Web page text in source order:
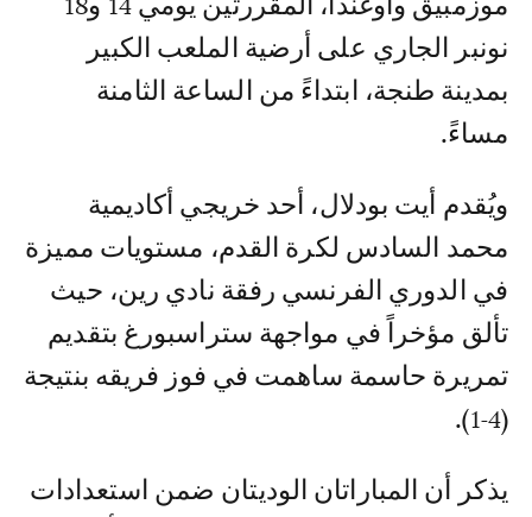
موزمبيق وأوغندا، المقررتين يومي 14 و18
نونبر الجاري على أرضية الملعب الكبير
بمدينة طنجة، ابتداءً من الساعة الثامنة
مساءً.
ويُقدم أيت بودلال، أحد خريجي أكاديمية
محمد السادس لكرة القدم، مستويات مميزة
في الدوري الفرنسي رفقة نادي رين، حيث
تألق مؤخراً في مواجهة ستراسبورغ بتقديم
تمريرة حاسمة ساهمت في فوز فريقه بنتيجة
(4-1).
يذكر أن المباراتان الوديتان ضمن استعدادات